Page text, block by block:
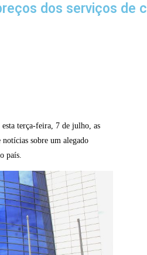
dos serviços de
terça-feira, 7 de julho, as
notícias sobre um alegado
país.